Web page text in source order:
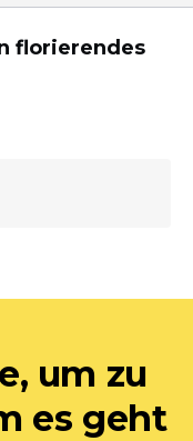
florierendes
um zu
es geht